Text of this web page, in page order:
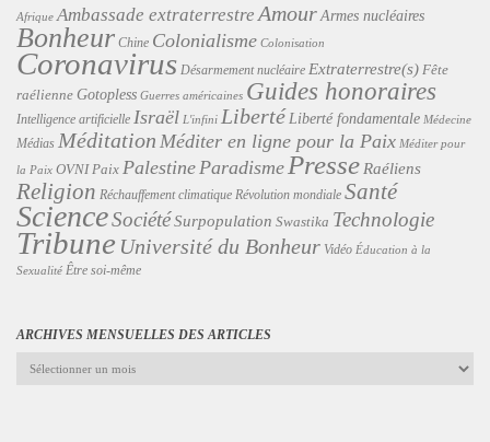
Afrique Ambassade extraterrestre Amour Armes nucléaires
Bonheur Chine Colonialisme Colonisation
Coronavirus Désarmement nucléaire Extraterrestre(s) Fête
raélienne Gotopless Guerres américaines Guides honoraires
Intelligence artificielle Israël L'infini Liberté Liberté fondamentale Médecine
Médias Méditation Méditer en ligne pour la Paix Méditer pour
la Paix OVNI Paix PalestineParadisme Presse Raéliens
Religion Réchauffement climatique Révolution mondiale Santé
ScienceSociétéSurpopulation Swastika Technologie
Tribune Université du Bonheur Vidéo Éducation à la
Sexualité Être soi-même
ARCHIVES MENSUELLES DES ARTICLES
Archives